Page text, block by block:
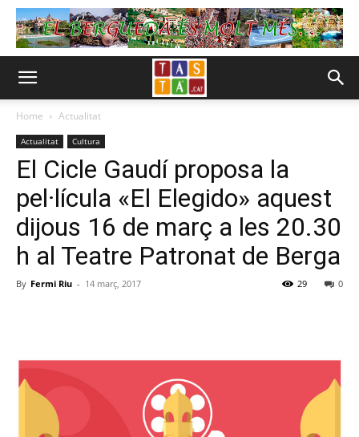
Home Actualitat
Actualitat Cultura
El Cicle Gaudí proposa la
pel·lícula «El Elegido» aquest
dijous 16 de març a les 20.30
h al Teatre Patronat de Berga
By Fermi Riu - 14 març, 2017 0
29